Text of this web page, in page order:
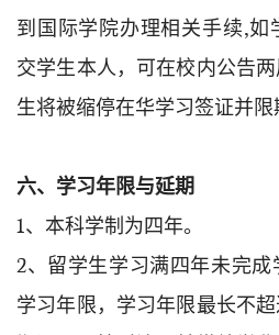
到国际学院办理相关手续,如
交学生本人，可在校内公告
生将被缩停在华学习签证并限
六、学习年限与延期
1、本科学制为四年。
2、留学生学习满四年未完
学习年限，学习年限最长不